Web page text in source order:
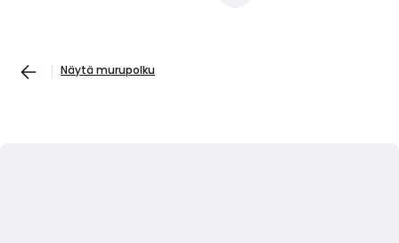
Näytä murupolku